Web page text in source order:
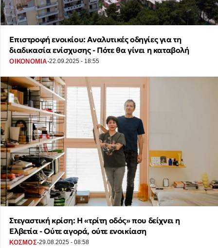
Επιστροφή ενοικίου: Αναλυτικές οδηγίες για τη
διαδικασία ενίσχυσης - Πότε θα γίνει η καταβολή
ΟΙΚΟΝΟΜΙΑ·22.09.2025 - 18:55
Στεγαστική κρίση: Η «τρίτη οδός» που δείχνει η
Ελβετία - Ούτε αγορά, ούτε ενοικίαση
ΚΟΣΜΟΣ·29.08.2025 - 08:58